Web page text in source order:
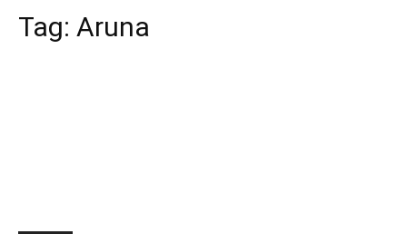
Tag: Aruna